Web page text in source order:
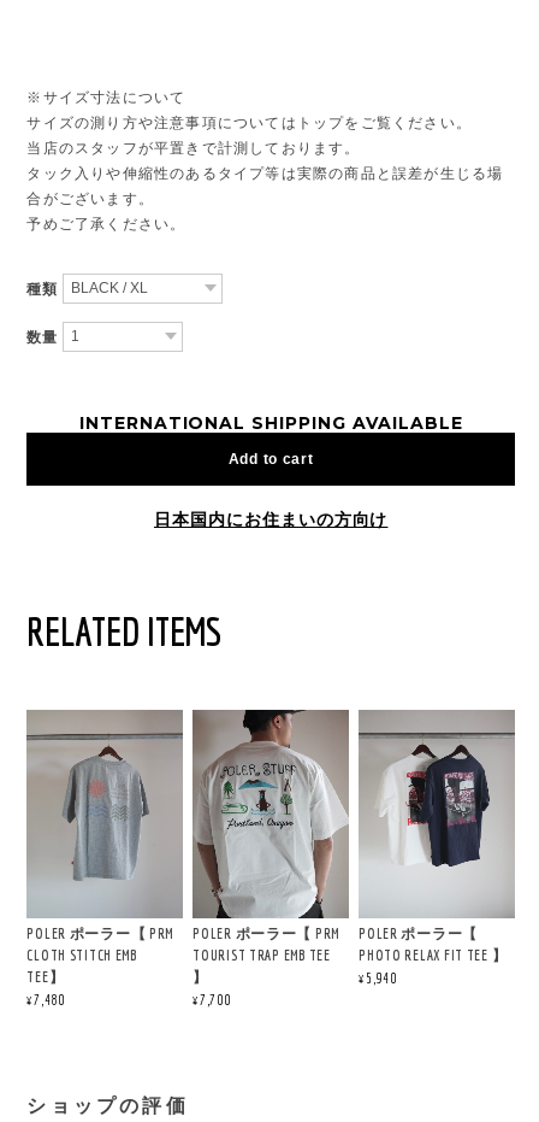
※サイズ寸法について
サイズの測り方や注意事項についてはトップをご覧ください。
当店のスタッフが平置きで計測しております。
タック入りや伸縮性のあるタイプ等は実際の商品と誤差が生じる場
合がございます。
予めご了承ください。
種類
数量
INTERNATIONAL SHIPPING AVAILABLE
Add to cart
日本国内にお住まいの方向け
RELATED ITEMS
POLER ポーラー【 PRM
CLOTH STITCH EMB
TEE】
¥7,480
POLER ポーラー【 PRM
TOURIST TRAP EMB TEE
】
¥7,700
POLER ポーラー【
PHOTO RELAX FIT TEE 】
¥5,940
ショップの評価